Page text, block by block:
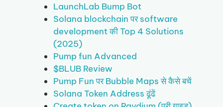
LaunchLab Bump Bot
Solana blockchain पर software
development की Top 4 Solutions
(2025)
Pump fun Advanced
$BLUB Review
Pump Fun पर Bubble Maps से कैसे बचें
Solana Token Address ढूंढें